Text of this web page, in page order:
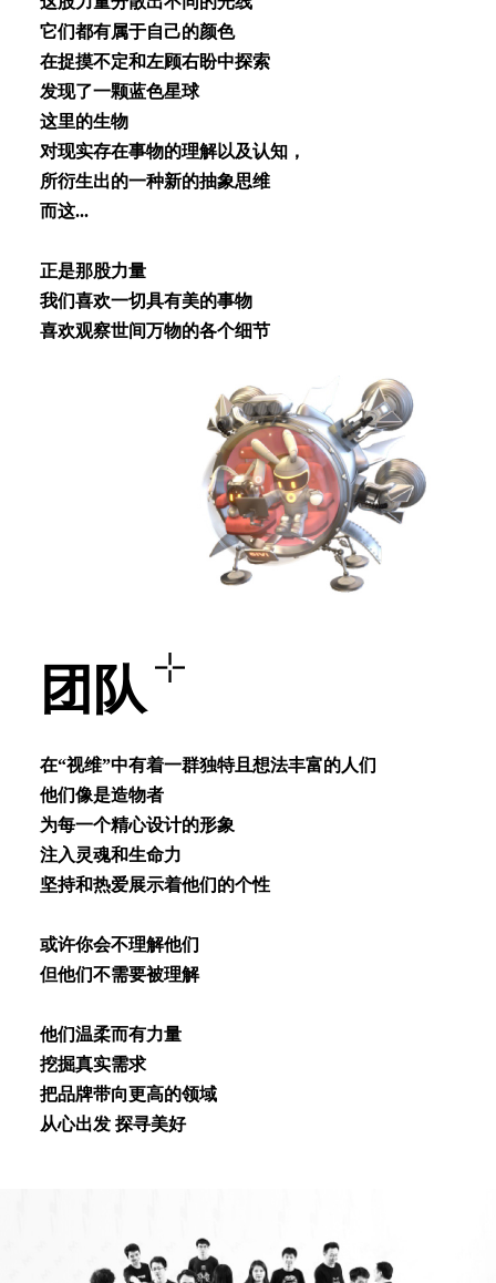
它们都有属于⾃⼰的颜⾊
在捉摸不定和左顾右盼中探索
发现了⼀颗蓝⾊星球
这⾥的⽣物
对现实存在事物的理解以及认知，
所衍⽣出的⼀种新的抽象思维
⽽这...
正是那股⼒量
我们喜欢⼀切具有美的事物
喜欢观察世间万物的各个细节
团队
在“视维”中有着⼀群独特且想法丰富的⼈们
他们像是造物者
为每⼀个精⼼设计的形象
注⼊灵魂和⽣命⼒
坚持和热爱展⽰着他们的个性
或许你会不理解他们
但他们不需要被理解
他们温柔⽽有⼒量
挖掘真实需求
把品牌带向更⾼的领域
从⼼出发 探寻美好